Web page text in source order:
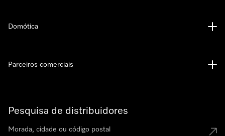
Pesquisa de distribuidores
Domótica
Parceiros comerciais